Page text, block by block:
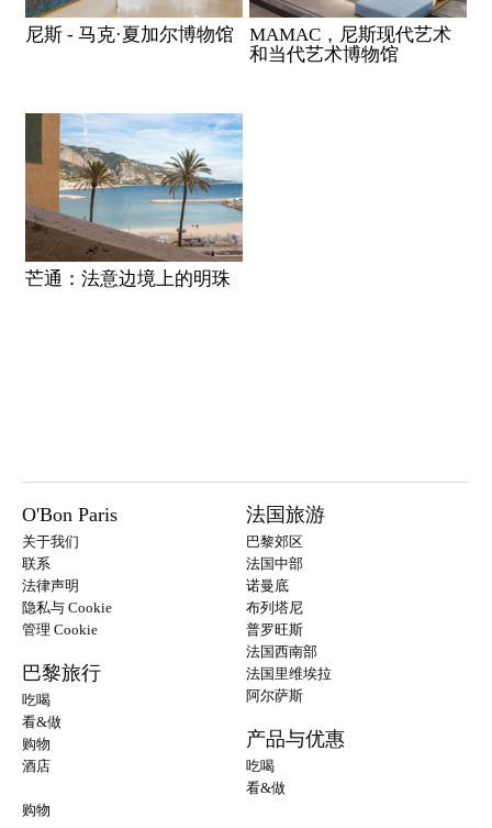
尼斯 - 马克·夏加尔博物馆
MAMAC，尼斯现代艺术
和当代艺术博物馆
芒通：法意边境上的明珠
O'Bon Paris
关于我们
联系
法律声明
隐私与 Cookie
管理 Cookie
巴黎旅行
吃喝
看&做
购物
酒店
法国旅游
巴黎郊区
法国中部
诺曼底
布列塔尼
普罗旺斯
法国西南部
法国里维埃拉
阿尔萨斯
产品与优惠
吃喝
看&做
购物